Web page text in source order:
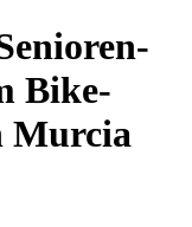
Bike-
Murcia